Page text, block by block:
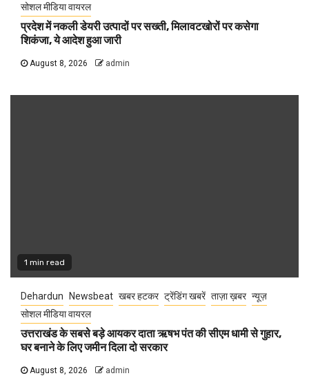
सोशल मीडिया वायरल
प्रदेश में नकली डेयरी उत्पादों पर सख्ती, मिलावटखोरों पर कसेगा
शिकंजा, ये आदेश हुआ जारी
August 8, 2026 admin
1 min read
Dehardun Newsbeat खबर हटकर ट्रेंडिंग खबरें ताज़ा ख़बर न्यूज़
सोशल मीडिया वायरल
उत्तराखंड के सबसे बड़े आयकर दाता ऋषभ पंत की सीएम धामी से गुहार,
घर बनाने के लिए जमीन दिला दो सरकार
August 8, 2026 admin